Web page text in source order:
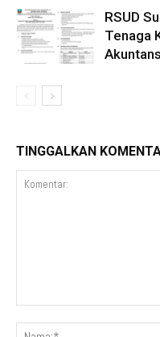
RSUD
Tenaga
TINGGALKAN